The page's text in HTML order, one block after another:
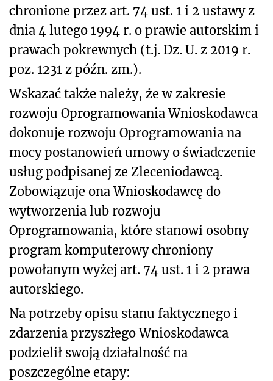
chronione przez art. 74 ust. 1 i 2 ustawy z
dnia 4 lutego 1994 r. o prawie autorskim i
prawach pokrewnych (t.j. Dz. U. z 2019 r.
poz. 1231 z późn. zm.).
Wskazać także należy, że w zakresie
rozwoju Oprogramowania Wnioskodawca
dokonuje rozwoju Oprogramowania na
mocy postanowień umowy o świadczenie
usług podpisanej ze Zleceniodawcą.
Zobowiązuje ona Wnioskodawcę do
wytworzenia lub rozwoju
Oprogramowania, które stanowi osobny
program komputerowy chroniony
powołanym wyżej art. 74 ust. 1 i 2 prawa
autorskiego.
Na potrzeby opisu stanu faktycznego i
zdarzenia przyszłego Wnioskodawca
podzielił swoją działalność na
poszczególne etapy: